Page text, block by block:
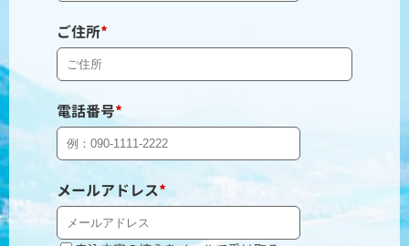
ご住所*
電話番号*
メールアドレス*